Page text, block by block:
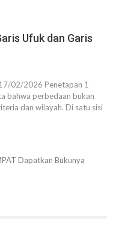
Ufuk dan Garis
02/2026 Penetapan 1
bahwa perbedaan bukan
dan wilayah. Di satu sisi
Dapatkan Bukunya